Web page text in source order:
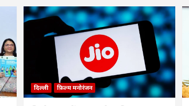
दिल्ली फ़िल्म मनोरंजन